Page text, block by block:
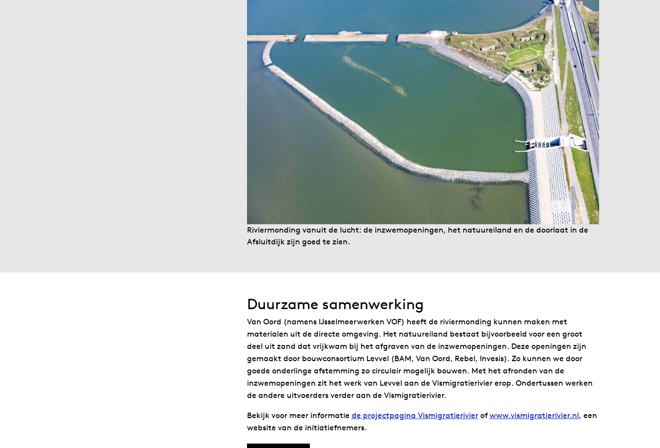
Riviermonding vanuit de lucht: de inzwemopeningen, het natuureiland en de doorlaat in de
Afsluitdijk zijn goed te zien.
Duurzame samenwerking
Van Oord (namens IJsselmeerwerken VOF) heeft de riviermonding kunnen maken met
materialen uit de directe omgeving. Het natuureiland bestaat bijvoorbeeld voor een groot
deel uit zand dat vrijkwam bij het afgraven van de inzwemopeningen. Deze openingen zijn
gemaakt door bouwconsortium Levvel (BAM, Van Oord, Rebel, Invesis). Zo kunnen we door
goede onderlinge afstemming zo circulair mogelijk bouwen. Met het afronden van de
inzwemopeningen zit het werk van Levvel aan de Vismigratierivier erop. Ondertussen werken
de andere uitvoerders verder aan de Vismigratierivier.
Bekijk voor meer informatie de projectpagina Vismigratierivierof www.vismigratierivier.nl, een
website van de initiatiefnemers.